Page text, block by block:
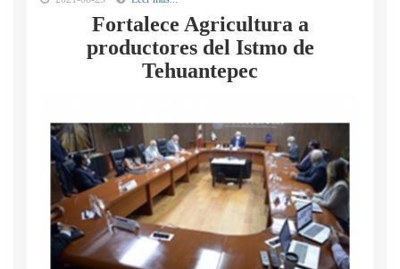
Fortalece Agricultura a
productores del Istmo de
Tehuantepec